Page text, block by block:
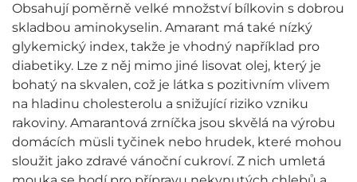
Obsahují poměrně velké množství bílkovin s dobrou
skladbou aminokyselin. Amarant má také nízký
glykemický index, takže je vhodný například pro
diabetiky. Lze z něj mimo jiné lisovat olej, který je
bohatý na skvalen, což je látka s pozitivním vlivem
na hladinu cholesterolu a snižující riziko vzniku
rakoviny. Amarantová zrníčka jsou skvělá na výrobu
domácích müsli tyčinek nebo hrudek, které mohou
sloužit jako zdravé vánoční cukroví. Z nich umletá